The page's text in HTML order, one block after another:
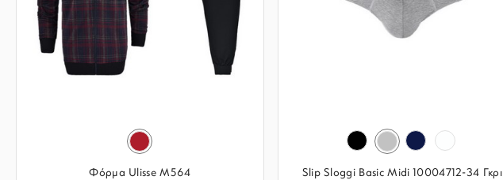
Φόρμα Ulisse M564 Slip Sloggi Basic Midi 10004712-34 Γκρι